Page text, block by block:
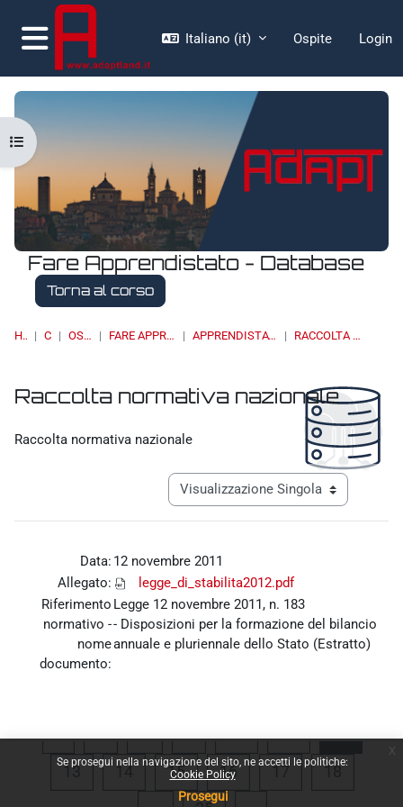
Vai al contenuto principale
Se prosegui nella navigazione del sito, ne accetti le politiche:
Cookie Policy
Prosegui
Pannello laterale
Italiano ‎(it)‎ Ospite Login
Fare Apprendistato - Database
Torna al corso
HOME CORSI OSSERVATORI FARE APPRENDISTATO - DATABASE APPRENDISTATO - NORMATIVA NAZIONALE RACCOLTA NORMATIVA NAZIONALE
Apri indice del corso
Raccolta normativa nazionale
Raccolta normativa nazionale
Navigazione terziaria modalità
Data: 12 novembre 2011
Allegato:
legge_di_stabilita2012.pdf
Riferimento
normativo -
nome
documento:
Legge 12 novembre 2011, n. 183
- Disposizioni per la formazione del bilancio
annuale e pluriennale dello Stato (Estratto)
« 1 … 9 10 11 12
13Pagina 13
14Pagina 14
15Pagina 15
16Pagina 16
17Pagina 17
18Pagina